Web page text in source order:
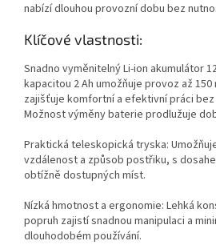
nabízí dlouhou provozní dobu bez
Klíčové vlastnosti:
Snadno vyměnitelný Li-ion akumulátor
kapacitou 2 Ah umožňuje provoz až
zajišťuje komfortní a efektivní práci
Možnost výměny baterie prodlužuje
Praktická teleskopická tryska:
vzdálenost a způsob postřiku, s
obtížně dostupných míst.
Nízká hmotnost a ergonomie: Lehká
popruh zajistí snadnou manipulaci a
dlouhodobém používání.